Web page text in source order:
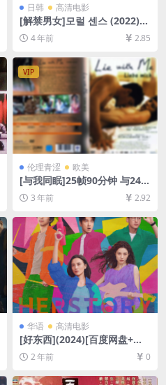
日韩 高清电影
[解禁男女]모럴 센스 (2022)
[百度网盘+迅雷云盘资源1080
P超清未删减][MP4/7.7GB][韩
语中字]
4 年前 2.85
VIP
伦理青涩 欧美
[与我同眠]25帧90分钟 与24帧
93分钟版本一致 Lie with Me
(2005)[百度网盘+夸克网盘
删减][MP4/5GB][中英字幕]
3 年前 2.92
华语 高清电影
[好东西](2024)[百度网盘+夸
克网盘1080P超清未删减资源]
[网盘在线播放/下载][MP4/8.
8GB][中文字幕]
2 年前 0